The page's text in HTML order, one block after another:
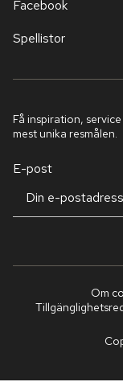
Facebook
Spellistor
Få inspiration,
mest unika resmålen.
E-post
Om